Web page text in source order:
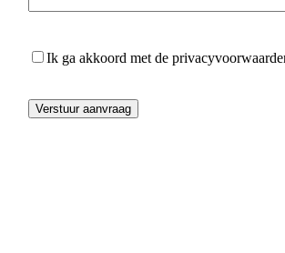
Ik ga akkoord met de